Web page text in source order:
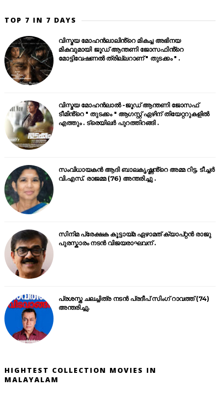
TOP 7 IN 7 DAYS
വിസ്മയ മോഹൻലാലിൻ്റെ മികച്ച അഭിനയ
മികവുമായി ജൂഡ് ആന്തണി ജോസഫിൻ്റെ
മോട്ടിവേഷണൽ ത്രില്ലറാണ് " തുടക്കം " .
വിസ്മയ മോഹൻലാൽ -ജൂഡ് ആന്തണി ജോസഫ്
ടീമിൻ്റെ " തുടക്കം " ആഗസ്റ്റ് ഏഴിന് തിയേറ്ററുകളിൽ
എത്തും . ട്രെയിലർ പുറത്തിറങ്ങി .
സംവിധായകൻ ആദി ബാലകൃഷ്ണൻ്റെ അമ്മ റിട്ട. ടീച്ചർ
വി.എസ്. രാജമ്മ (76) അന്തരിച്ചു .
സിനിമ പ്രേക്ഷക കൂട്ടായ്മ ഏഴാമത് ക്യാപ്റ്റൻ രാജു
പുരസ്കാരം നടൻ വിജയരാഘവന് .
പ്രശസ്ത ചലച്ചിത്ര നടൻ പ്രദീപ് സിംഗ് റാവത്ത് (74)
അന്തരിച്ചു.
HIGHTEST COLLECTION MOVIES IN
MALAYALAM